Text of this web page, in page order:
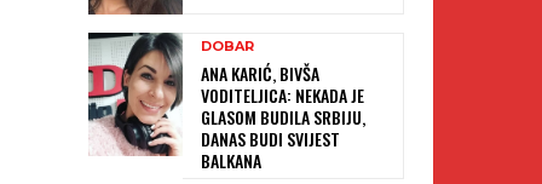
DOBAR
ANA KARIĆ, BIVŠA
VODITELJICA: NEKADA JE
GLASOM BUDILA SRBIJU,
DANAS BUDI SVIJEST
BALKANA